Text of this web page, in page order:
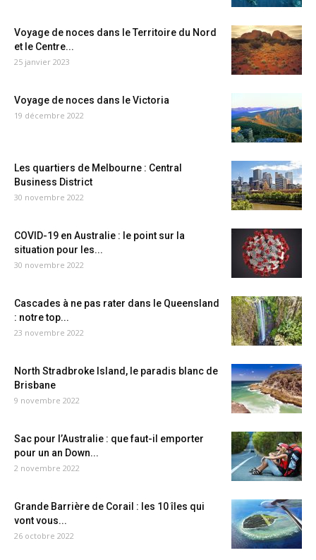
Voyage de noces dans le Territoire du Nord
et le Centre...
25 janvier 2023
Voyage de noces dans le Victoria
19 décembre 2022
Les quartiers de Melbourne : Central
Business District
30 novembre 2022
COVID-19 en Australie : le point sur la
situation pour les...
30 novembre 2022
Cascades à ne pas rater dans le Queensland
: notre top...
23 novembre 2022
North Stradbroke Island, le paradis blanc de
Brisbane
9 novembre 2022
Sac pour l’Australie : que faut-il emporter
pour un an Down...
2 novembre 2022
Grande Barrière de Corail : les 10 îles qui
vont vous...
26 octobre 2022